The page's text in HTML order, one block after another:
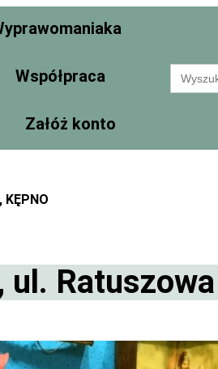
Współpraca
Załóż konto
Search
for:
KĘPNO